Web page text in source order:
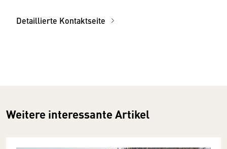
Detaillierte Kontaktseite
Weitere interessante Artikel